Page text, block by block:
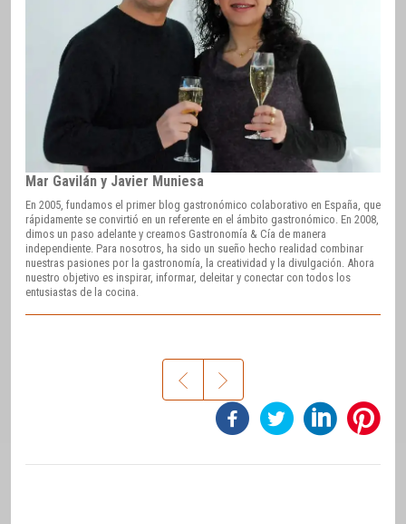
Mar Gavilán y Javier Muniesa
En 2005, fundamos el primer blog gastronómico colaborativo en España, que
rápidamente se convirtió en un referente en el ámbito gastronómico. En 2008,
dimos un paso adelante y creamos Gastronomía & Cía de manera
independiente. Para nosotros, ha sido un sueño hecho realidad combinar
nuestras pasiones por la gastronomía, la creatividad y la divulgación. Ahora
nuestro objetivo es inspirar, informar, deleitar y conectar con todos los
entusiastas de la cocina.